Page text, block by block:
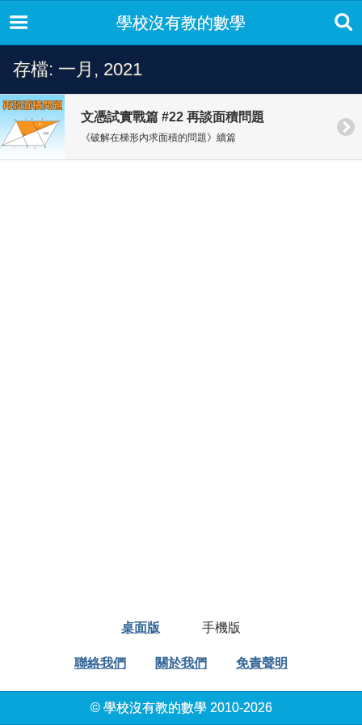
學校沒有教的數學
存檔: 一月, 2021
文憑試實戰篇 #22 再談面積問題
《破解在梯形內求面積的問題》續篇
桌面版 手機版
聯絡我們 關於我們 免責聲明
© 學校沒有教的數學 2010-2026